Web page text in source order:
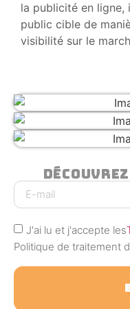
la publicité en ligne,
public cible de
visibilité sur le
J'ai lu et j'accepte les
Politique de traitement